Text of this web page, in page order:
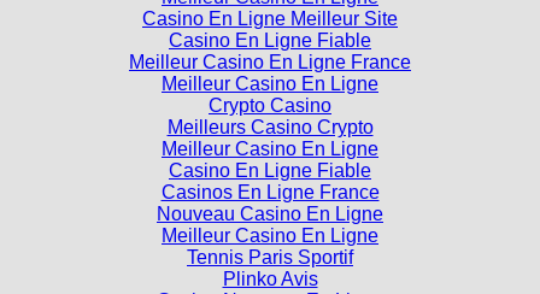
Casino En Ligne Meilleur Site
Casino En Ligne Fiable
Meilleur Casino En Ligne France
Meilleur Casino En Ligne
Crypto Casino
Meilleurs Casino Crypto
Meilleur Casino En Ligne
Casino En Ligne Fiable
Casinos En Ligne France
Nouveau Casino En Ligne
Meilleur Casino En Ligne
Tennis Paris Sportif
Plinko Avis